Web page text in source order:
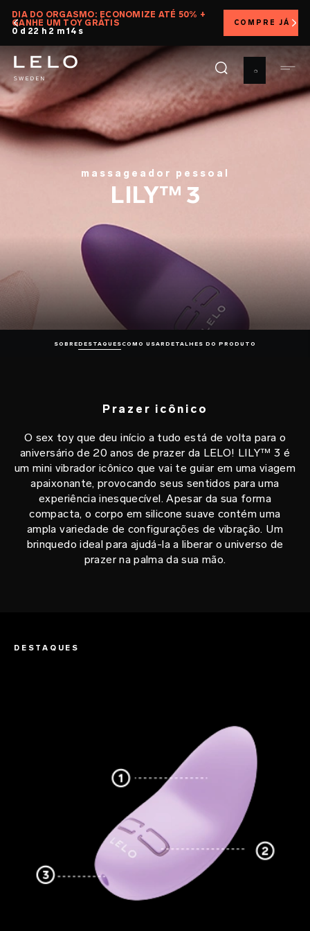
Pular
para
o
conteúdo
principal
DIA DO ORGASMO: ECONOMIZE ATÉ 50% +
GANHE UM TOY GRÁTIS
0 d 22 h 2 m 12 s
COMPRE JÁ
massageador pessoal
LILY™ 3
SOBREDESTAQUESCOMO USAR DETALHES DO PRODUTO
Prazer icônico
O sex toy que deu início a tudo está de volta para o
aniversário de 20 anos de prazer da LELO! LILY™ 3 é
um mini vibrador icônico que vai te guiar em uma viagem
apaixonante, provocando seus sentidos para uma
experiência inesquecível. Apesar da sua forma
compacta, o corpo em silicone suave contém uma
ampla variedade de configurações de vibração. Um
brinquedo ideal para ajudá-la a liberar o universo de
prazer na palma da sua mão.
DESTAQUES